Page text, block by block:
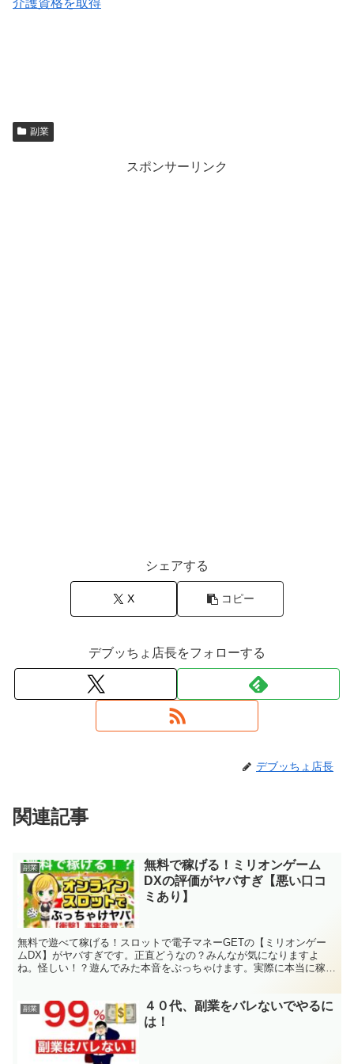
副業
スポンサーリンク
シェアする
X コピー
デブッちょ店長をフォローする
デブッちょ店長
関連記事
副業
無料で稼げる！ミリオンゲーム
DXの評価がヤバすぎ【悪い口コ
ミあり】
無料で遊べて稼げる！スロットで電子マネーGETの【ミリオンゲー
ムDX】がヤバすぎです。正直どうなの？みんなが気になりますよ
ね。怪しい！？遊んでみた本音をぶっちゃけます。実際に本当に稼げ
副業
４０代、副業をバレないでやるに
は！